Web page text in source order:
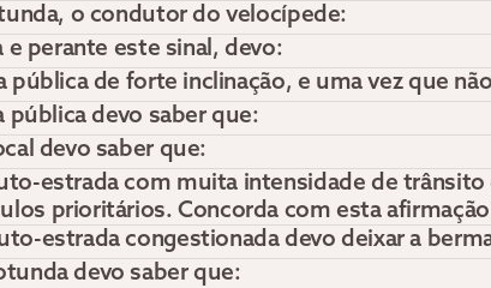
o condutor do velocípede:
perante este sinal, devo:
pública de forte inclinação, e uma vez que
pública devo saber que:
devo saber que:
estrada com muita intensidade de
prioritários. Concorda com esta
estrada congestionada devo deixar a
devo saber que: